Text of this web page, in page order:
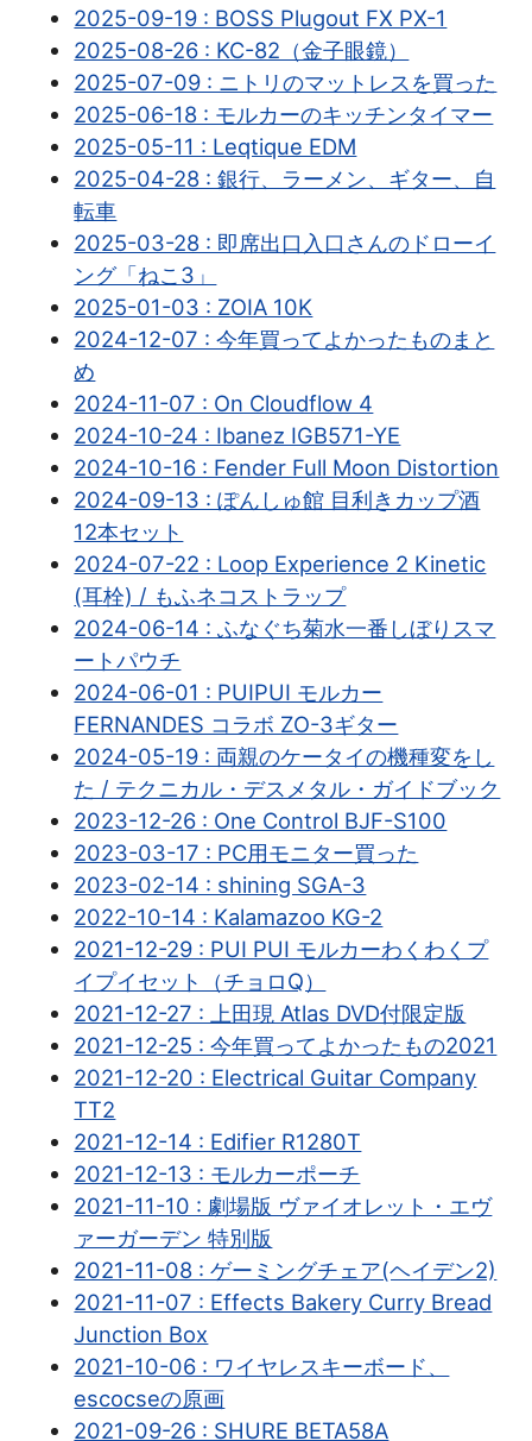
2025-09-19 : BOSS Plugout FX PX-1
2025-08-26 : KC-82（金子眼鏡）
2025-07-09 : ニトリのマットレスを買った
2025-06-18 : モルカーのキッチンタイマー
2025-05-11 : Leqtique EDM
2025-04-28 : 銀行、ラーメン、ギター、自
転車
2025-03-28 : 即席出口入口さんのドローイ
ング「ねこ3」
2025-01-03 : ZOIA 10K
2024-12-07 : 今年買ってよかったものまと
め
2024-11-07 : On Cloudflow 4
2024-10-24 : Ibanez IGB571-YE
2024-10-16 : Fender Full Moon Distortion
2024-09-13 : ぽんしゅ館 目利きカップ酒
12本セット
2024-07-22 : Loop Experience 2 Kinetic
(耳栓) / もふネコストラップ
2024-06-14 : ふなぐち菊水一番しぼりスマ
ートパウチ
2024-06-01 : PUIPUI モルカー
FERNANDES コラボ ZO-3ギター
2024-05-19 : 両親のケータイの機種変をし
た / テクニカル・デスメタル・ガイドブック
2023-12-26 : One Control BJF-S100
2023-03-17 : PC用モニター買った
2023-02-14 : shining SGA-3
2022-10-14 : Kalamazoo KG-2
2021-12-29 : PUI PUI モルカーわくわくプ
イプイセット（チョロQ）
2021-12-27 : 上田現 Atlas DVD付限定版
2021-12-25 : 今年買ってよかったもの2021
2021-12-20 : Electrical Guitar Company
TT2
2021-12-14 : Edifier R1280T
2021-12-13 : モルカーポーチ
2021-11-10 : 劇場版 ヴァイオレット・エヴ
ァーガーデン 特別版
2021-11-08 : ゲーミングチェア(ヘイデン2)
2021-11-07 : Effects Bakery Curry Bread
Junction Box
2021-10-06 : ワイヤレスキーボード、
escocseの原画
2021-09-26 : SHURE BETA58A